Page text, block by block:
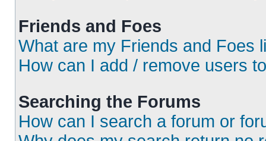
Friends and Foes
What are my Friends and Foes
How can I add / remove users
Searching the Forums
How can I search a forum or